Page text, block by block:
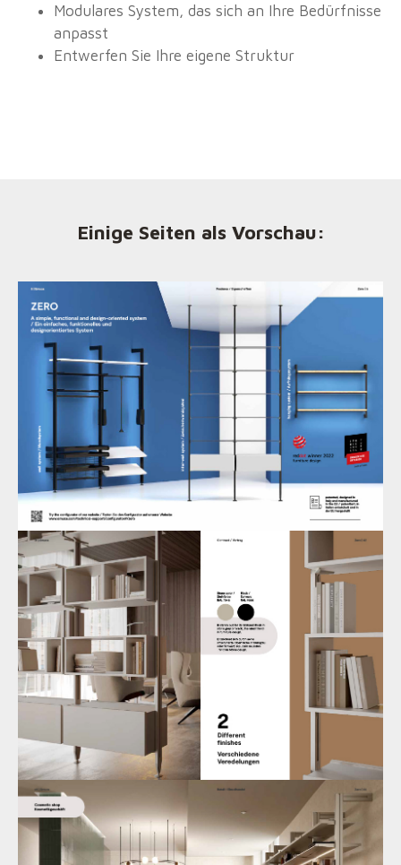
Modulares System, das sich an Ihre Bedürfnisse
anpasst
Entwerfen Sie Ihre eigene Struktur
Einige Seiten als Vorschau: